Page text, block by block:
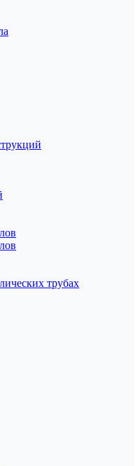
трубах